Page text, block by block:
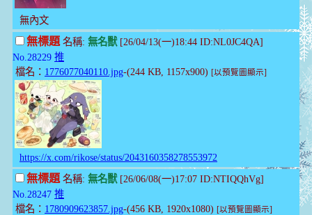
無內文
無標題名稱: 無名獸[26/04/13(一)18:44 ID:NL0JC4QA]
No.28229 推
檔名： 1776077040110.jpg-(244 KB, 1157x900) [以預覽圖顯示]
https://x.com/rikose/status/2043160358278553972
無標題名稱: 無名獸[26/06/08(一)17:07 ID:NTIQQhVg]
No.28247 推
檔名： 1780909623857.jpg-(456 KB, 1920x1080) [以預覽圖顯示]